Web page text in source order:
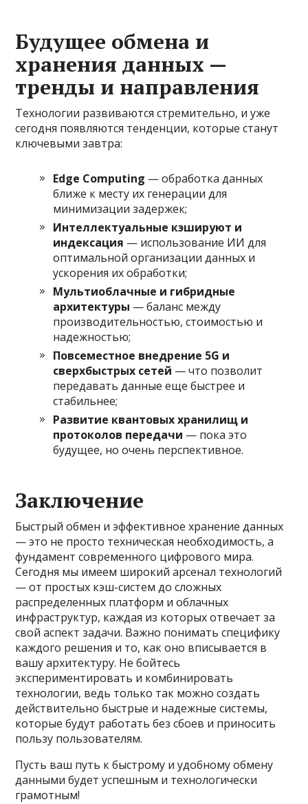
Будущее обмена и
хранения данных —
тренды и направления
Технологии развиваются стремительно, и уже
сегодня появляются тенденции, которые станут
ключевыми завтра:
Edge Computing — обработка данных
ближе к месту их генерации для
минимизации задержек;
Интеллектуальные кэшируют и
индексация — использование ИИ для
оптимальной организации данных и
ускорения их обработки;
Мультиоблачные и гибридные
архитектуры — баланс между
производительностью, стоимостью и
надежностью;
Повсеместное внедрение 5G и
сверхбыстрых сетей — что позволит
передавать данные еще быстрее и
стабильнее;
Развитие квантовых хранилищ и
протоколов передачи — пока это
будущее, но очень перспективное.
Заключение
Быстрый обмен и эффективное хранение данных
— это не просто техническая необходимость, а
фундамент современного цифрового мира.
Сегодня мы имеем широкий арсенал технологий
— от простых кэш-систем до сложных
распределенных платформ и облачных
инфраструктур, каждая из которых отвечает за
свой аспект задачи. Важно понимать специфику
каждого решения и то, как оно вписывается в
вашу архитектуру. Не бойтесь
экспериментировать и комбинировать
технологии, ведь только так можно создать
действительно быстрые и надежные системы,
которые будут работать без сбоев и приносить
пользу пользователям.
Пусть ваш путь к быстрому и удобному обмену
данными будет успешным и технологически
грамотным!